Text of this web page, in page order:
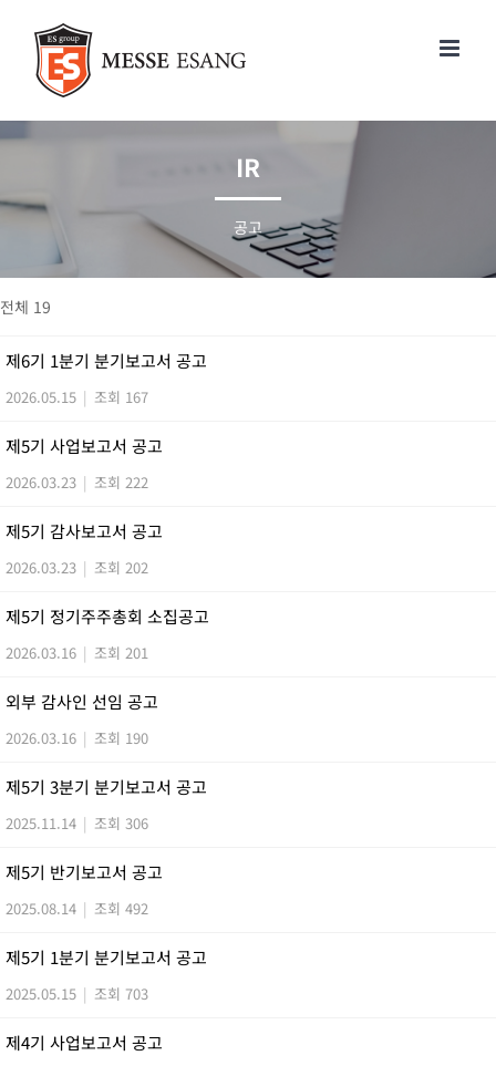
건
너
기
IR
공고
전체 19
제6기 1분기 분기보고서 공고
2026.05.15 | 조회 167
제5기 사업보고서 공고
2026.03.23 | 조회 222
제5기 감사보고서 공고
2026.03.23 | 조회 202
제5기 정기주주총회 소집공고
2026.03.16 | 조회 201
외부 감사인 선임 공고
2026.03.16 | 조회 190
제5기 3분기 분기보고서 공고
2025.11.14 | 조회 306
제5기 반기보고서 공고
2025.08.14 | 조회 492
제5기 1분기 분기보고서 공고
2025.05.15 | 조회 703
제4기 사업보고서 공고